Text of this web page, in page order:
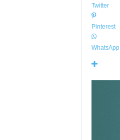
Twitter
Pinterest
WhatsApp